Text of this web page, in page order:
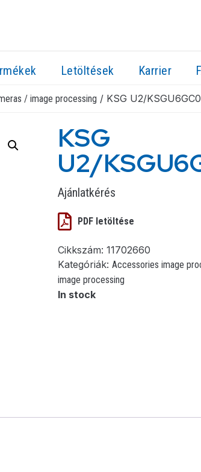
Letöltések Karrier
/ image processing / KSG U2/
KSG
U2/
Ajánlatkérés
PDF letöltése
Cikkszám:11702660
Kategóriák:Accessories image
image processing
In stock